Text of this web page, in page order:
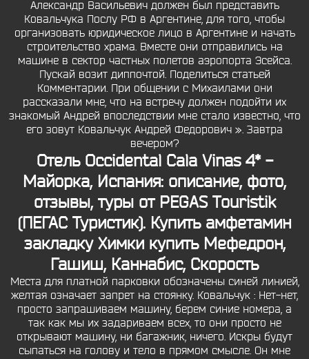
Александр Васильевич должен был представить
Ковальчука Послу РФ в Аргентине, для того, чтобы
организовать юридическое лицо в Аргентине и начать
строительство храма. Вместе они отправились на
машине в сектор частных полетов аэропорта Эсейса.
Пускай возит диппочтой. Поделиться статьей
Комментарии. При общении с Михаилами они
рассказали мне, что на встречу должен подойти их
знакомый Андрей впоследствии мне стало известно, что
его зовут Ковальчук Андрей Федорович ». Завтра
вечером?
Отель Occidental Cala Vinas 4* -
Майорка, Испания: описание, фото,
отзывы, туры от PEGAS Touristik
(ПЕГАС Туристик). Купить амфетамин
закладку Химкикупить Мефедрон,
Гашиш, Каннабис, Скорость
Места для платной парковки обозначены синей линией,
желтая означает запрет на стоянку. Ковальчук : Нет-нет,
просто запрашиваем машину, берем синие номера, а
так как мы их задариваем всех, то они просто не
открывают машину, ни багажник, ничего. Искры будут
сыпаться на голову и тело в прямом смысле. Он мне